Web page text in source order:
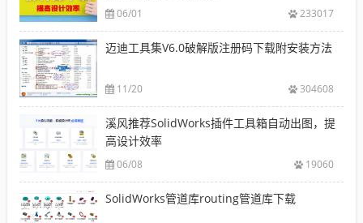
06/01 233017
迈迪工具集V6.0破解版注册码下载附安装方法
11/20 304608
溪风推荐SolidWorks插件工具箱自动出图，提
高设计效率
06/08 19060
SolidWorks管道库routing管道库下载